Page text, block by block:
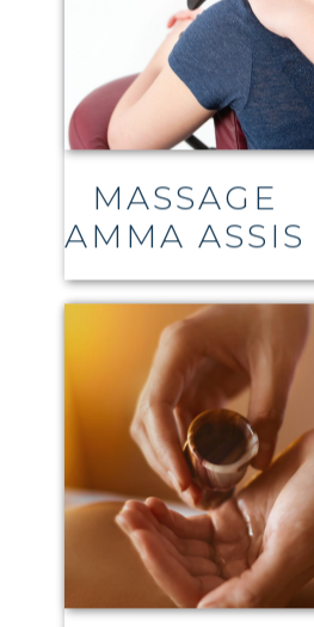
MASSAGE
AMMA ASSIS